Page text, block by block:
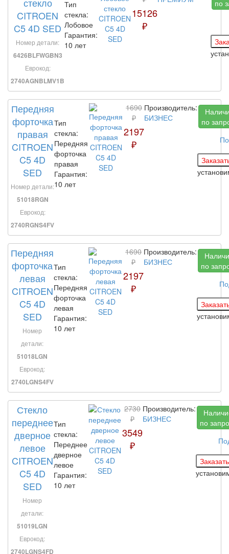
CITROEN
C5 4D SED
Номер детали:
6426BLFWGBN3
Еврокод:
2740AGNBLMV1B
Тип
стекла:
Лобовое
Гарантия:
10 лет
15126
₽
по
Передняя
форточка
правая
CITROEN
C5 4D
SED
Номер детали:
51018RGN
Еврокод:
2740RGNS4FV
Тип
стекла:
Передняя
форточка
правая
Гарантия:
10 лет
1690
₽
2197
₽
Производитель:
БИЗНЕС
по
Передняя
форточка
левая
CITROEN
C5 4D
SED
Номер
детали:
51018LGN
Еврокод:
2740LGNS4FV
Тип
стекла:
Передняя
форточка
левая
Гарантия:
10 лет
1690
₽
2197
₽
Производитель:
БИЗНЕС
по
Стекло
переднее
дверное
левое
CITROEN
C5 4D
SED
Номер
детали:
51019LGN
Еврокод:
2740LGNS4FD
Тип
стекла:
Переднее
дверное
левое
Гарантия:
10 лет
2730
₽
3549
₽
Производитель:
БИЗНЕС
по